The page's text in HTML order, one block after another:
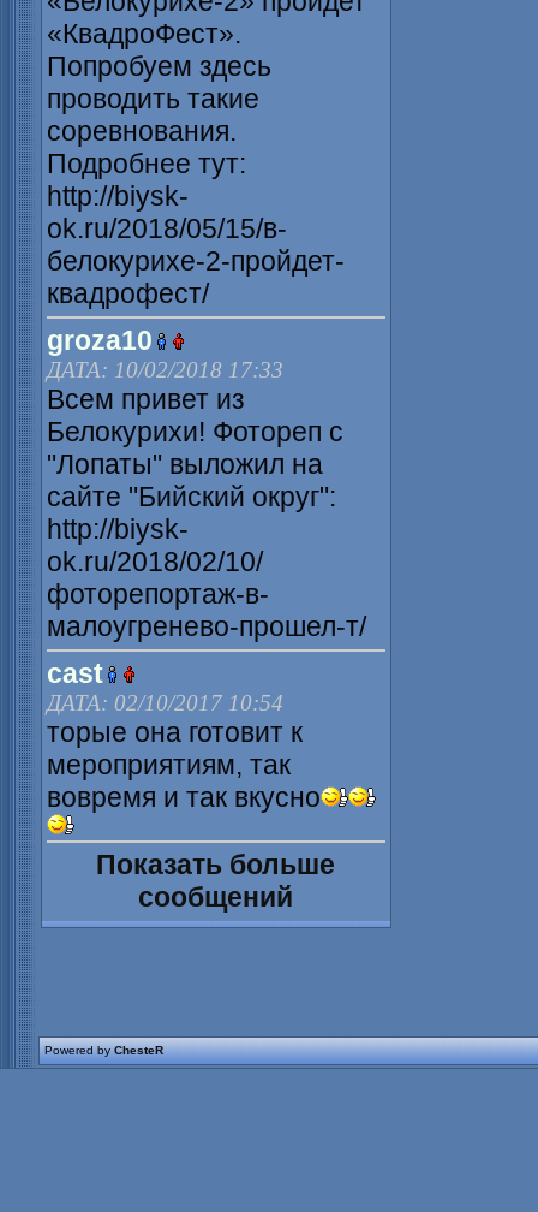
«КвадроФест».
Попробуем здесь
проводить такие
соревнования.
Подробнее тут:
http://biysk-
ok.ru/2018/05/15/в-
белокурихе-2-пройдет-
квадрофест/
groza10
ДАТА: 10/02/2018 17:33
Всем привет из
Белокурихи! Фотореп с
"Лопаты" выложил на
сайте "Бийский округ":
http://biysk-
ok.ru/2018/02/10/
фоторепортаж-в-
малоугренево-прошел-т/
cast
ДАТА: 02/10/2017 10:54
торые она готовит к
мероприятиям, так
вовремя и так вкусно
Показать больше
сообщений
Powered byChesteR